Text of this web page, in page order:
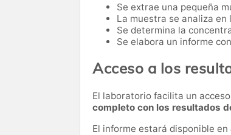
Se extrae una pequeña
La muestra se analiza en
Se determina la
Se elabora un informe
Acceso a los
El laboratorio facilita un
completo con los resultados
El informe estará disponible en